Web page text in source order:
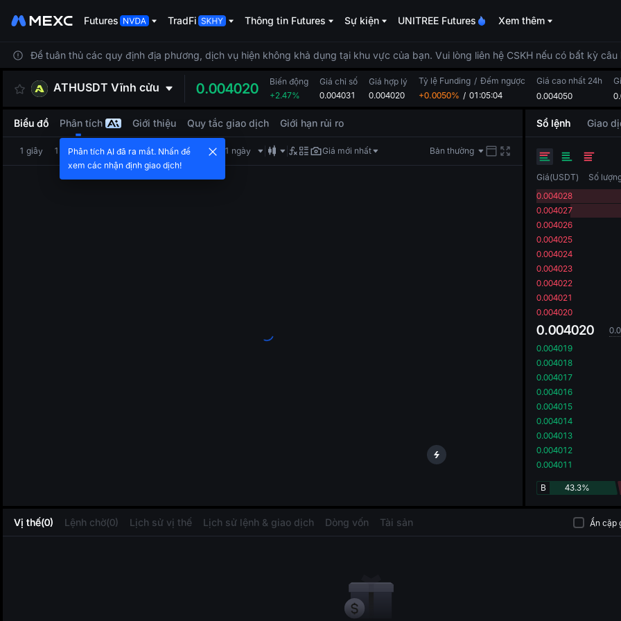
Futures TradFi Thông tin Futures Sự kiện UNITREE Futures Xem thêm
Để tuân thủ các quy định địa phương, dịch vụ hiện không khả dụng tại khu vực của bạn. Vui lòng liên hệ CSKH nếu có bất kỳ câu
ATHUSDT Vĩnh cửu 0.004020
Biến động
+2.47%
Giá chỉ số
0.004031
Giá hợp lý
0.004020
Tỷ lệ Funding / Đếm ngược
+0.0050% / 01:05:04
Giá cao nhất 24h
0.004050
Vị thế(0) Lệnh chờ(0) Lịch sử vị thế Lịch sử lệnh & giao dịch Dòng vốn Tài sản Ẩn cặp
Biểu đồ Phân tích Giới thiệu Quy tắc giao dịch Giới hạn rủi ro
1 giây 1 phút 5 phút 15 phút 1 giờ 4 giờ 1 ngày Giá mới nhất Bản thường
Sổ lệnh Giao
Giá(USDT) Số
0.004028
0.004027
0.004026
0.004025
0.004024
0.004023
0.004022
0.004021
0.004020
0.004020
0.004019
0.004018
0.004017
0.004016
0.004015
0.004014
0.004013
0.004012
0.004011
43.3%
B
Phân tích AI đã ra mắt. Nhấn để
xem các nhận định giao dịch!